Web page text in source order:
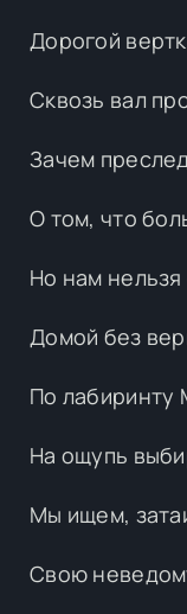
Дорогой
Сквозь вал
Зачем
О том, что
Но нам
Домой без
По лабиринту
На ощупь
Мы ищем,
Свою